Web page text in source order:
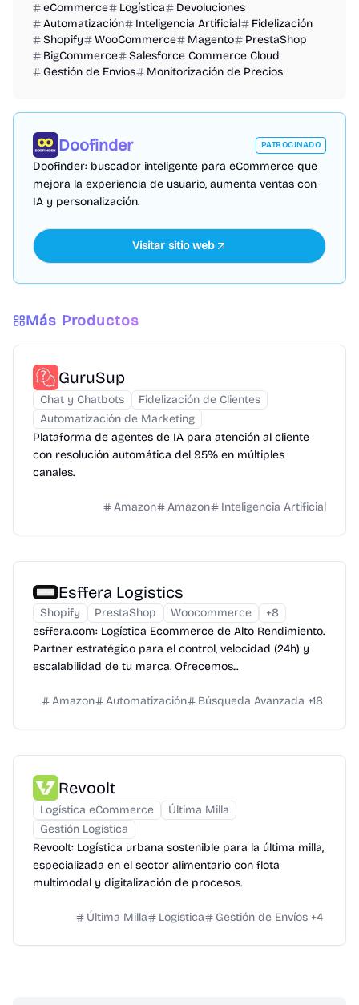
eCommerce Logística
Devoluciones
Automatización
Inteligencia Artificial
Fidelización
Shopify
WooCommerce Magento
PrestaShop
BigCommerce
Salesforce Commerce Cloud
Gestión de Envíos
Monitorización de Precios
Doofinder PATROCINADO
Doofinder: buscador inteligente para eCommerce que
mejora la experiencia de usuario, aumenta ventas con
IA y personalización.
Visitar sitio web
Más Productos
GuruSup
Chat y Chatbots
Fidelización de Clientes
Automatización de Marketing
Plataforma de agentes de IA para atención al cliente
con resolución automática del 95% en múltiples
canales.
Amazon Amazon Inteligencia Artificial
Esffera Logistics
Shopify PrestaShop Woocommerce +8
esffera.com: Logística Ecommerce de Alto Rendimiento.
Partner estratégico para el control, velocidad (24h) y
escalabilidad de tu marca. Ofrecemos...
Amazon Automatización Búsqueda Avanzada +18
Revoolt
Logística eCommerce
Última Milla
Gestión Logística
Revoolt: Logística urbana sostenible para la última milla,
especializada en el sector alimentario con flota
multimodal y digitalización de procesos.
Última Milla Logística Gestión de Envíos +4